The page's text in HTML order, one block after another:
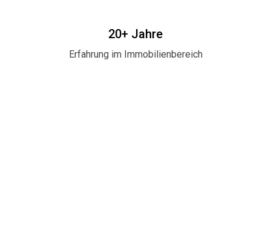
20+ Jahre
Erfahrung im Immobilienbereich